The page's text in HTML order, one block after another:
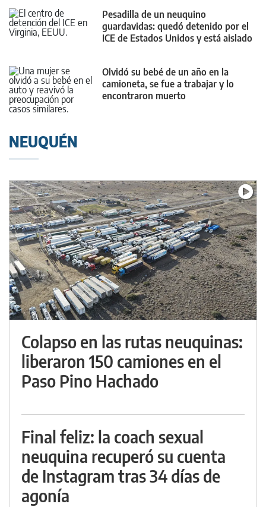
Pesadilla de un neuquino
guardavidas: quedó detenido por el
ICE de Estados Unidos y está aislado
Olvidó su bebé de un año en la
camioneta, se fue a trabajar y lo
encontraron muerto
NEUQUÉN
Colapso en las rutas neuquinas:
liberaron 150 camiones en el
Paso Pino Hachado
Final feliz: la coach sexual
neuquina recuperó su cuenta
de Instagram tras 34 días de
agonía